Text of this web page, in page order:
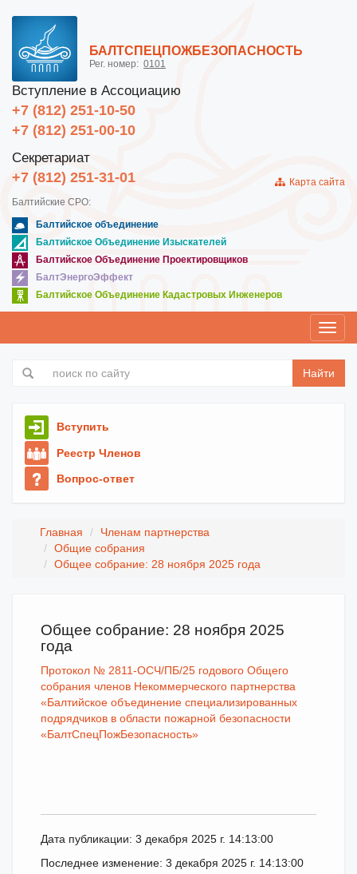
БАЛТСПЕЦПОЖБЕЗОПАСНОСТЬ
Рег. номер: 0101
Вступление в Ассоциацию
+7 (812) 251-10-50
+7 (812) 251-00-10
Секретариат
+7 (812) 251-31-01
Карта сайта
Балтийские СРО:
Балтийское объединение
Балтийское Объединение Изыскателей
Балтийское Объединение Проектировщиков
БалтЭнергоЭффект
Балтийское Объединение Кадастровых Инженеров
Найти
Вступить
Реестр Членов
Вопрос-ответ
Главная
Членам партнерства
Общие собрания
Общее собрание: 28 ноября 2025 года
Общее собрание: 28 ноября 2025
года
Протокол № 2811-ОСЧ/ПБ/25 годового Общего
собрания членов Некоммерческого партнерства
«Балтийское объединение специализированных
подрядчиков в области пожарной безопасности
«БалтСпецПожБезопасность»
Дата публикации: 3 декабря 2025 г. 14:13:00
Последнее изменение: 3 декабря 2025 г. 14:13:00